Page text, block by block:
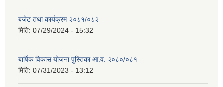
बजेट तथा कार्यक्रम २०८१/०८२
मिति: 07/29/2024 - 15:32
बार्षिक विकास योजना पुस्तिका आ.व. २०८०/०८१
मिति: 07/31/2023 - 13:12